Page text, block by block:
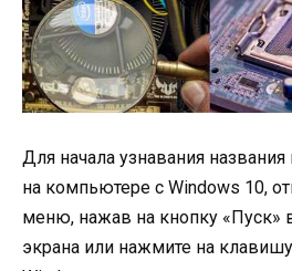
Для начала узнавания
на компьютере с Windows 10,
меню, нажав на кнопку «Пуск»
экрана или нажмите на